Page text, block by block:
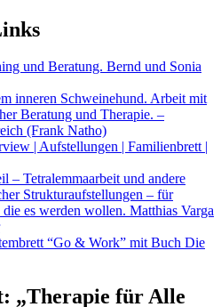
und Beratung. Bernd und Sonia
inneren Schweinehund. Arbeit mit
Beratung und Therapie. –
(Frank Natho)
| Aufstellungen | Familienbrett |
– Tetralemmaarbeit und andere
Strukturaufstellungen – für
es werden wollen. Matthias Varga
“Go & Work” mit Buch Die
„Therapie für Alle